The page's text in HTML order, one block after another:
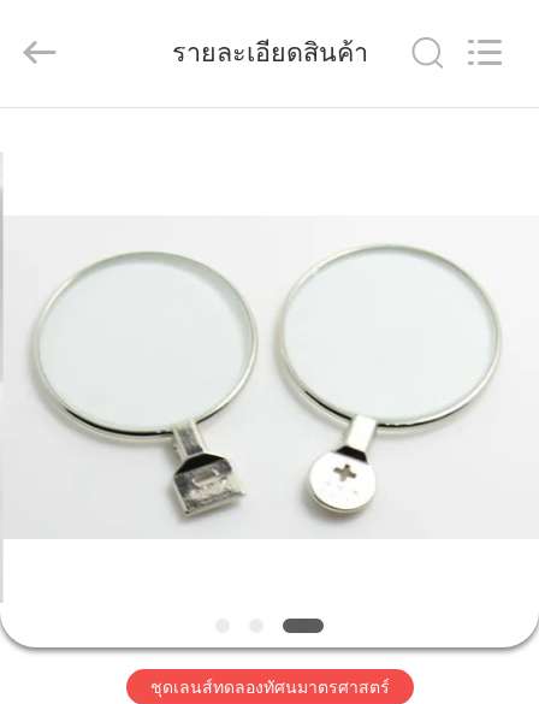
วิดีโอ
เกี่ยว
ทัวร์
โรงงาน
Trade
SCM
Rights
รายละเอียดสินค้า
ชุดเลนส์ทดลองทัศนมาตรศาสตร์